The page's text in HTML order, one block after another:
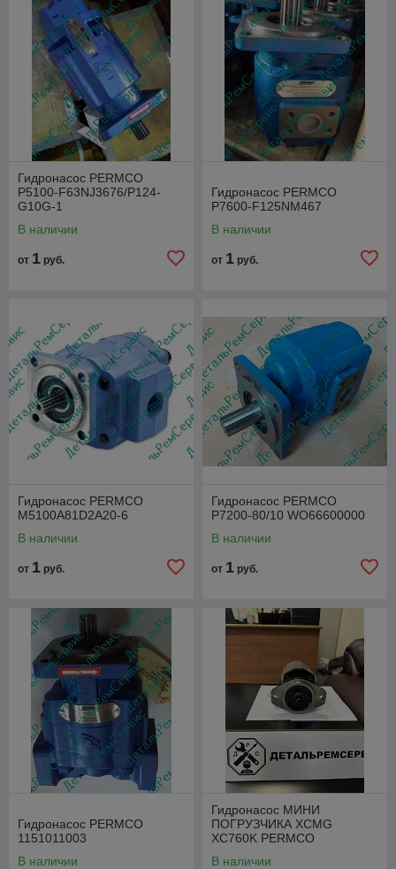
Гидронасос PERMCO
P5100-F63NJ3676/P124-
G10G-1
В наличии
от 1 руб.
Гидронасос PERMCO
P7600-F125NM467
В наличии
от 1 руб.
Гидронасос PERMCO
M5100A81D2A20-6
В наличии
от 1 руб.
Гидронасос PERMCO
P7200-80/10 WO66600000
В наличии
от 1 руб.
Гидронасос PERMCO
1151011003
В наличии
Гидронасос МИНИ
ПОГРУЗЧИКА XCMG
XC760K PERMCO
В наличии